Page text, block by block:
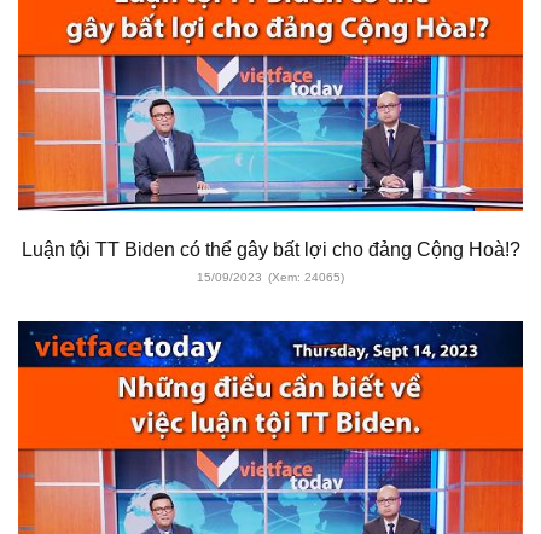
Luận tội TT Biden có thể gây bất lợi cho đảng Cộng Hoà!?
15/09/2023 (Xem: 24065)